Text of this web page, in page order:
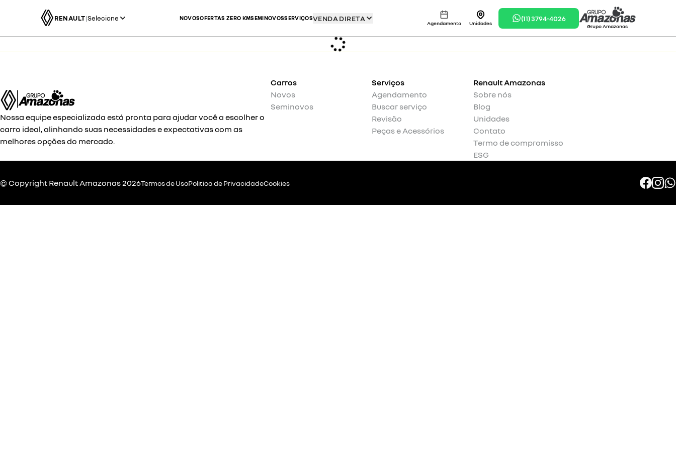
RENAULT|Selecione NOVOSOFERTAS ZERO KMSEMINOVOSSERVIÇOSVENDA DIRETA
Agendamento Unidades
(11) 3794-4026
Grupo Amazonas
Nossa equipe especializada está pronta para ajudar você a escolher o
carro ideal, alinhando suas necessidades e expectativas com as
melhores opções do mercado.
Carros
Novos
Seminovos
Serviços
Agendamento
Buscar serviço
Revisão
Peças e Acessórios
RenaultAmazonas
Sobre nós
Blog
Unidades
Contato
Termo de compromisso
ESG
© Copyright RenaultAmazonas 2026Termos de UsoPolitica de PrivacidadeCookies